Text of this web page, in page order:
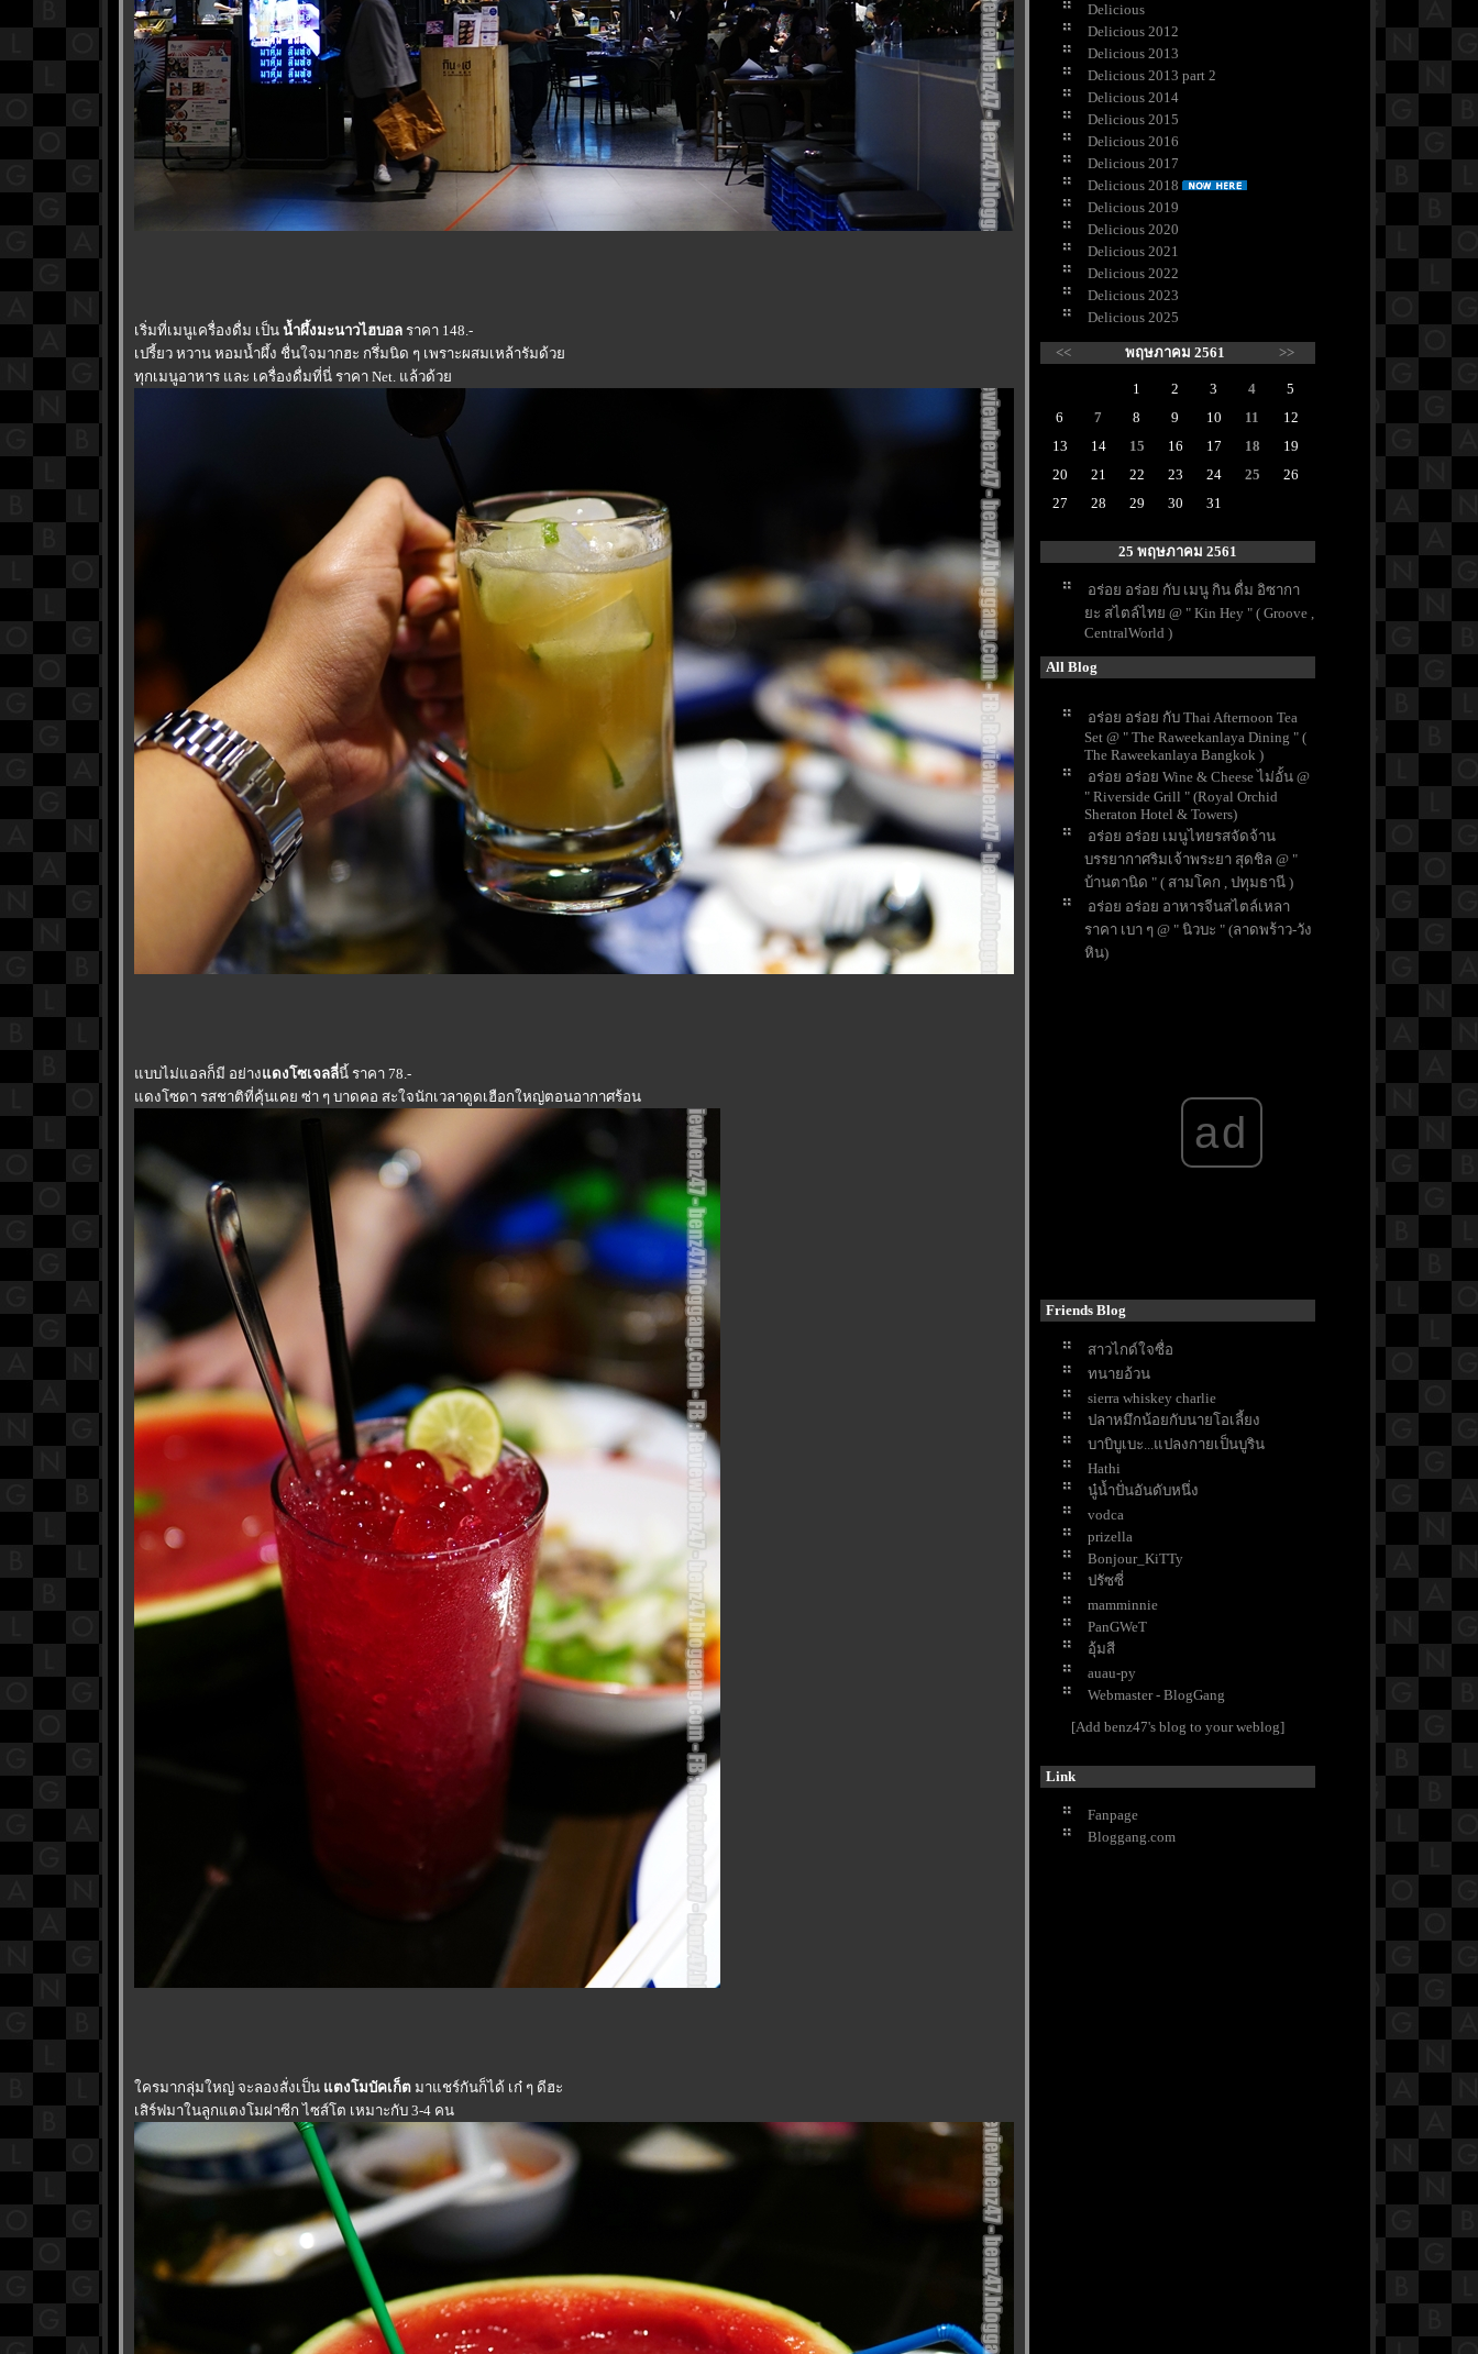
เริ่มที่เมนูเครื่องดื่ม เป็น น้ำผึ้งมะนาวไฮบอล ราคา 148.-
เปรี้ยว หวาน หอมน้ำผึ้ง ชื่นใจมากฮะ กรึ่มนิด ๆ เพราะผสมเหล้ารัมด้ว
ทุกเมนูอาหาร และ เครื่องดื่มที่นี่ ราคา Net. แล้วด้ว
บบไม่แอลก็มี อย่างดงโซเจลลี่นี้ ราคา 78.-
ดงโซดา รสชาติที่คุ้นเคย ซ่า ๆ บาดคอ สะใจนักเวลาดูดเฮือกใหญ่ตอนอากาศร้อน
ครมากลุ่มใหญ่ จะลองสั่งเป็น ตงโมบัคเก็ต มาแชร์กันก็ได้ เก๋ ๆ ดีฮะ
เสิร์ฟมาในลูกแตงโมผ่าซีก ไซส์โต เหมาะกับ 3-4 คน
Delicious
Delicious 2012
Delicious 2013
Delicious 2013 part 2
Delicious 2014
Delicious 2015
Delicious 2016
Delicious 2017
Delicious 2018
Delicious 2019
Delicious 2020
Delicious 2021
Delicious 2022
Delicious 2023
Delicious 2025
<< พฤษภาคม 2561 >>
1 2 3 4
5
6
7 8 9 10 11
12
13
14 15 16 17 18
19
20
21 22 23 24 25
26
27
28 29 30 31
25 พฤษภาคม 2561
อร่อย อร่อย กับ เมนู กิน ดื่ม อิซากา
ะ สไตล์ไทย @ " Kin Hey " ( Groove ,
CentralWorld )
All Blog
อร่อย อร่อย กับ Thai Afternoon Tea
Set @ " The Raweekanlaya Dining " (
The Raweekanlaya Bangkok )
อร่อย อร่อย Wine & Cheese ไม่อั้น @
" Riverside Grill " (Royal Orchid
Sheraton Hotel & Towers)
อร่อย อร่อย เมนูไทยรสจัดจ้าน
บรรยากาศริมเจ้าพระยา สุดชิล @ "
บ้านตานิด " ( สามโคก , ปทุมธานี )
อร่อย อร่อย อาหารจีนสไตล์เหลา
ราคา เบา ๆ @ " นิวบะ " (ลาดพร้าว-วัง
หิน)
Choc Lava , Kakigori @ " After You "
อร่อย อร่อย กับ เมนูราดหน้า สุด
อลังการ @ " แป๊ะราดหน้ามหาชน "
@ " Calderazzo On 31 " ( Sukhumvit
31 )
อร่อย อร่อย กับ อาหารไทย รสดั้งเดิม
นบรรยากาศ เก๋ ๆ @ " The Printing
อร่อย อร่อย อาหารฝรั่งเศส กับ
บรรยากาศสุดคลาสสิค @ " Brasserie
Cordonnier " ( Sukhumvit 11 )
อร่อย อร่อย สไตล์อิตาเลียนแท้
บรรยากาศ สบาย ๆ @ " Ciao Pizza " (
Silom soi 3 )
อร่อย สุขภาพดี กับ วัตถุดิบคุณภาพ
ส่งตรงจากฟาร์ม @ " The Farm 2018 "
(CentralFestival EastVille)
อร่อย อร่อย กับ Afternoon Tea Set @ "
The Lobby Lounge " (Bangkok
Marriott Marquis Queen’s Park)
อร่อย อร่อย กับ พายมะพร้าวเจ้าดัง
@ " Charin Pie " ( ซ.นิมมานฯ 17 )
อร่อย อร่อย กับ มื้อเย็น ง่าย ๆ สไตล์
ต้รุ่ง @ " ข้าวต้มย้ง " (ถ.สุเทพ ,
Bangna )
อร่อย อร่อย คาเฟ่สไตล์ญี่ปุ่น หลาก
ad
Friends Blog
สาวไกด์ใจซื่อ
ทนายอ้วน
sierra whiskey charlie
ปลาหมึกน้อยกับนายโอเลี้ยง
บาบิบูเบะ...แปลงกายเป็นบูริน
Hathi
นู๋น้ำปั่นอันดับหนึ่ง
vodca
prizella
Bonjour_KiTTy
ปรัซซี่
mamminnie
PanGWeT
อุ้มสี
auau-py
Webmaster - BlogGang
[Add benz47's blog to your weblog]
Link
Fanpage
Bloggang.com